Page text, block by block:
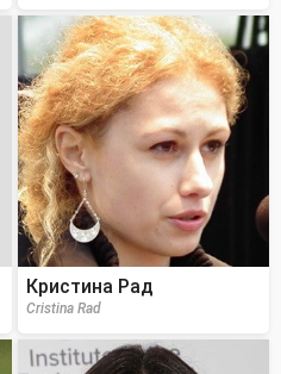
Кристина Рад
Cristina Rad